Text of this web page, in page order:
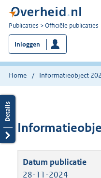
U
bent
nu
hier:
Publicaties Officiële publicaties
Inloggen
Home Informatieobject
28-11-2024